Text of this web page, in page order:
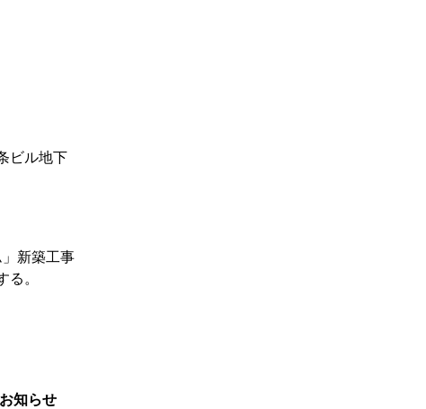
ル地下
新築工事
る。
お知らせ